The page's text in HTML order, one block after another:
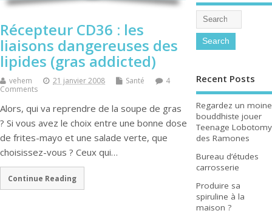
Récepteur CD36 : les
liaisons dangereuses des
lipides (gras addicted)
vehem 21 janvier 2008 Santé
4
Comments
Alors, qui va reprendre de la soupe de gras
? Si vous avez le choix entre une bonne dose
de frites-mayo et une salade verte, que
choisissez-vous ? Ceux qui…
Continue Reading
Recent Posts
Regardez un moine
bouddhiste jouer
Teenage Lobotomy
des Ramones
Bureau d’études
carrosserie
Produire sa
spiruline à la
maison ?